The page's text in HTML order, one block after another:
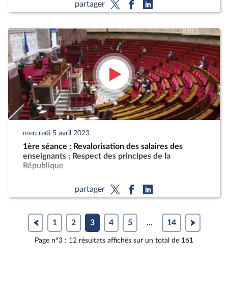
partager
mercredi 5 avril 2023
1ère séance : Revalorisation des salaires des
enseignants ; Respect des principes de la
République
partager
1 2 3 4 5 ... 14
Page n°3 : 12 résultats affichés sur un total de 161